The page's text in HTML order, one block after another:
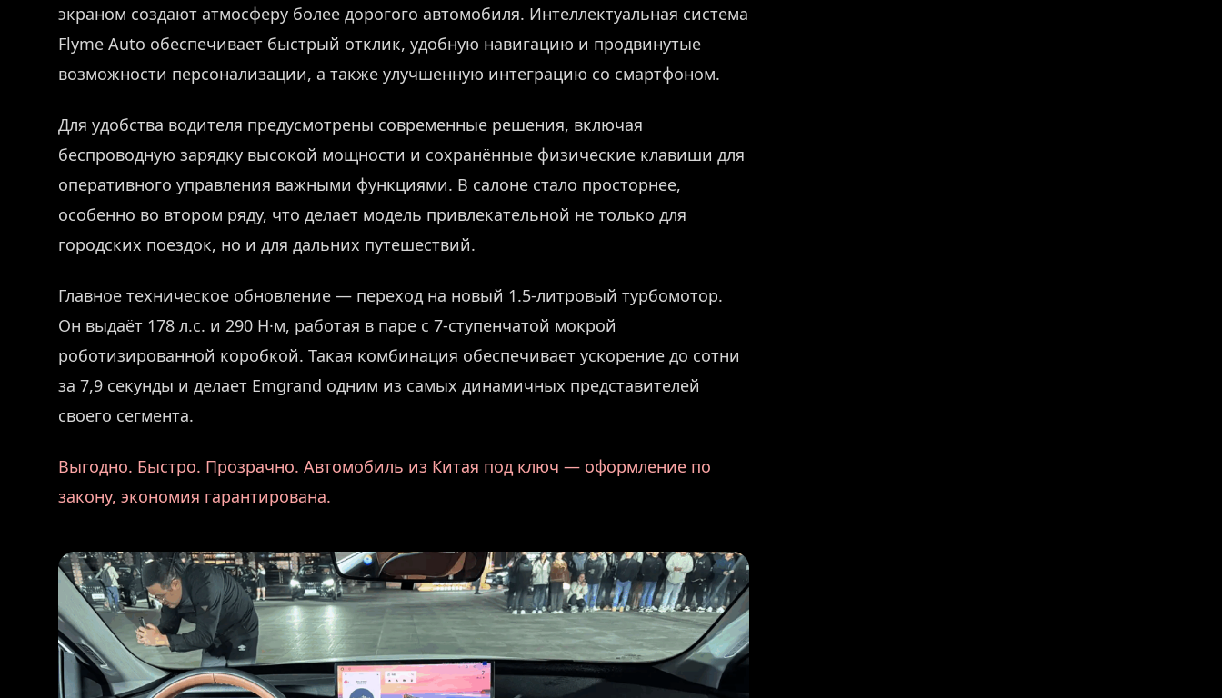
экраном создают атмосферу более дорогого автомобиля. Интеллектуальная система
Flyme Auto обеспечивает быстрый отклик, удобную навигацию и продвинутые
возможности персонализации, а также улучшенную интеграцию со смартфоном.
Для удобства водителя предусмотрены современные решения, включая
беспроводную зарядку высокой мощности и сохранённые физические клавиши для
оперативного управления важными функциями. В салоне стало просторнее,
особенно во втором ряду, что делает модель привлекательной не только для
городских поездок, но и для дальних путешествий.
Главное техническое обновление — переход на новый 1.5-литровый турбомотор.
Он выдаёт 178 л.с. и 290 Н·м, работая в паре с 7-ступенчатой мокрой
роботизированной коробкой. Такая комбинация обеспечивает ускорение до сотни
за 7,9 секунды и делает Emgrand одним из самых динамичных представителей
своего сегмента.
Выгодно. Быстро. Прозрачно. Автомобиль из Китая под ключ — оформление по
закону, экономия гарантирована.